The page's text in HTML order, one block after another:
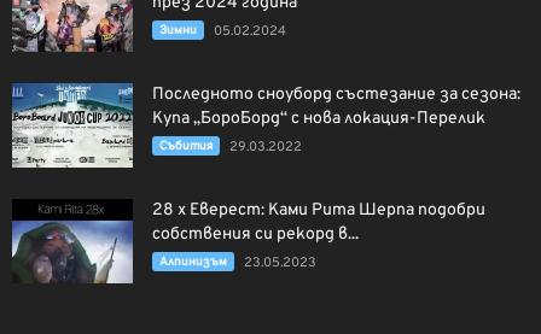
Зимни 05.02.2024
Последното сноуборд състезание за сезона:
Купа „БороБорд“ с нова локация-Перелик
Събития 29.03.2022
28 х Еверест: Ками Рита Шерпа подобри
собствения си рекорд в...
Алпинизъм 23.05.2023